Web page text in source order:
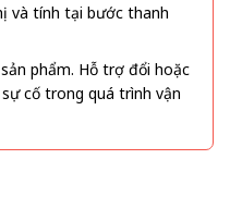
và tính tại bước thanh
phẩm. Hỗ trợ đổi hoặc
cố trong quá trình vận